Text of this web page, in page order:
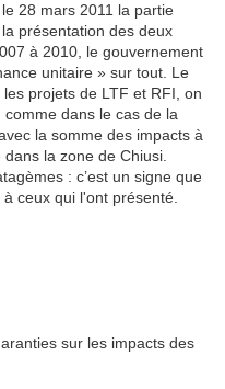
28 mars 2011 la partie
présentation des deux
à 2010, le gouvernement
unitaire » sur tout. Le
projets de LTF et RFI, on
dans le cas de la
la somme des impacts à
la zone de Chiusi.
: c’est un signe que
ceux qui l'ont présenté.
sur les impacts des